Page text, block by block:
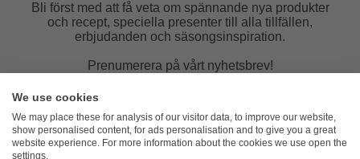
Bli först med att få veta om spännande nya produkter
och recept, speciella presenter till alla tillfällen,
erbjudanden och säsongsinspiration.
Prenumerera på vårt nyhetsbrev!
E-post:
We use cookies
We may place these for analysis of our visitor data, to improve our website,
show personalised content, for ads personalisation and to give you a great
website experience. For more information about the cookies we use open the
settings.